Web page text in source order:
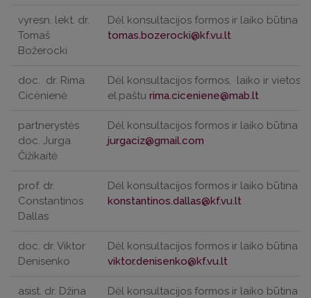
vyresn. lekt. dr.
Tomaš
Božerocki
Dėl konsultacijos formos ir laiko būtina
doc. dr. Rima
Cicėnienė
Dėl konsultacijos formos, laiko ir vietos
el.paštu
partnerystės
doc. Jurga
Čižikaitė
Dėl konsultacijos formos ir laiko būtina
prof. dr.
Constantinos
Dallas
Dėl konsultacijos formos ir laiko būtina
doc. dr. Viktor
Denisenko
Dėl konsultacijos formos ir laiko būtina
asist. dr. Džina
Dėl konsultacijos formos ir laiko būtina